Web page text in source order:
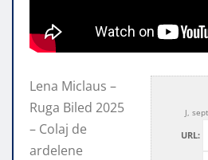
J,
URL:
Lena Miclaus –
Ruga Biled 2025
– Colaj de
ardelene